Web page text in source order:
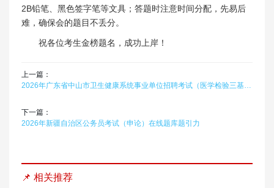
2B铅笔、黑色签字笔等文具；答题时注意时间分配，先易后
难，确保会的题目不丢分。
祝各位考生金榜题名，成功上岸！
上一篇：
下一篇：
2026年新疆自治区公务员考试（申论）在线题库题引力
📌 相关推荐